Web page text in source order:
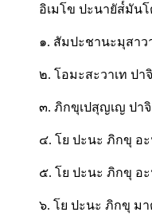
อิเมโข ปะนายัส๎มัน
๑. สัมปะชานะมุสาว
๒. โอมะสะวาเท ปา
๓. ภิกขุเปสุญเญ ปาจิ
๔. โย ปะนะ ภิกขุ อ
๕. โย ปะนะ ภิกขุ อ
๖. โย ปะนะ ภิกขุ มา